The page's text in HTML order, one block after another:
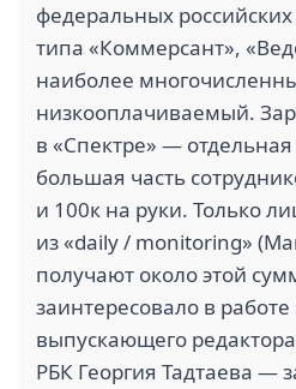
федеральных
типа «Коммерсант»,
наиболее
низкооплачиваемый.
в «Спектре» —
большая часть
и 100к на руки. Только
из «daily / monitoring»
получают около этой
заинтересовало в работе
выпускающего
РБК Георгия Тадтаева —